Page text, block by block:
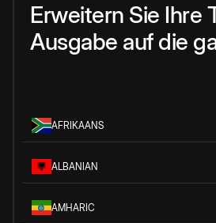
Erweitern Sie Ihre
Ausgabe auf die
AFRIKAANS
ALBANIAN
AMHARIC